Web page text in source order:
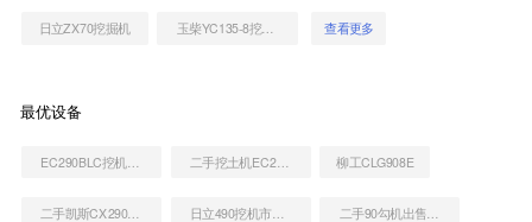
日立ZX70挖掘机 玉柴YC135-8挖掘机 查看更多
最优设备
二手挖土机EC290价格 柳工CLG908E
二手凯斯CX290B挖掘机 日立490挖机市场价 二手90勾机出售价格